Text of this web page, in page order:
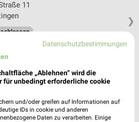
❯
11
Dentalästhetica Düsseldorf
5
Datenschutzbestimmungen
„Ablehnen“ wird die
für unbedingt erforderliche cookie
und/oder greifen auf Informationen auf
IDs in cookie und anderen
Daten zu verarbeiten. Einige